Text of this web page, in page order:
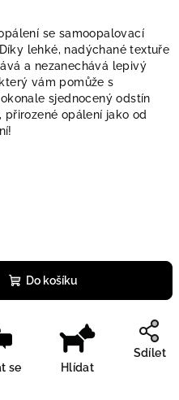
se samoopalovací
lehké, nadýchané textuře
a nezanechává lepivý
vám pomůže s
sjednocený odstín
opálení jako od
Do košíku
se Hlídat
Sdílet